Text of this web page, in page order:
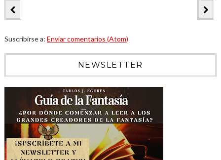
Suscribirse a: Enviar comentarios (Atom)
NEWSLETTER